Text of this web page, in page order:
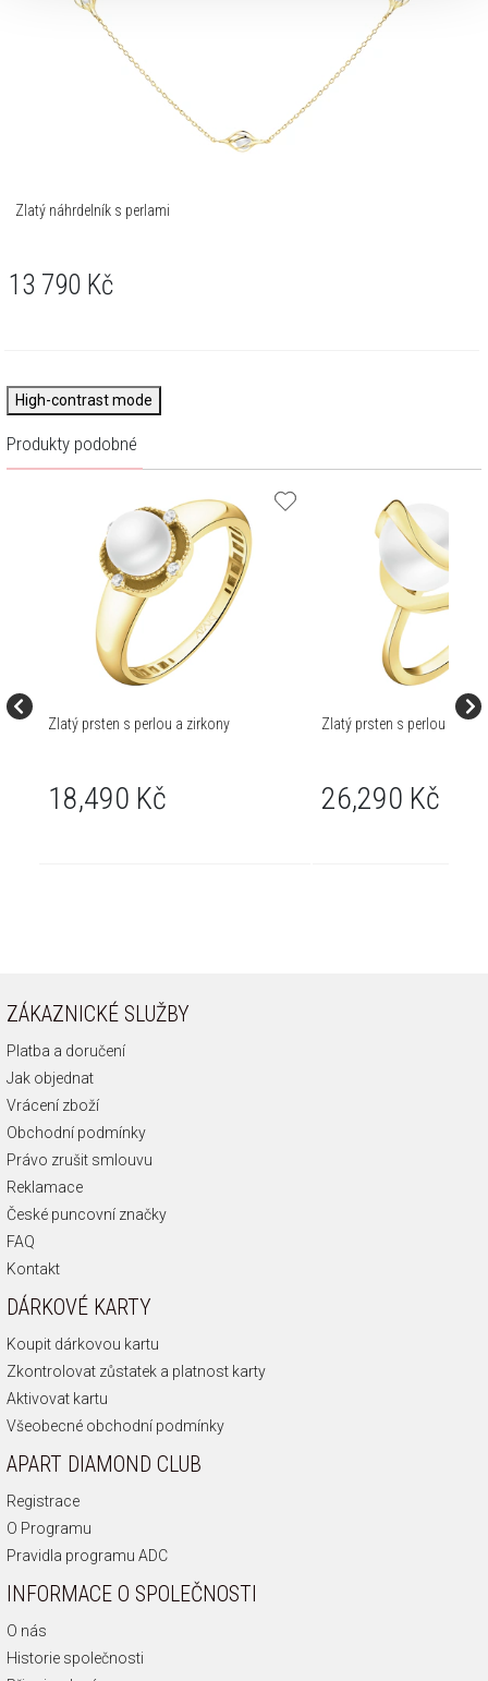
Zlatý náhrdelník s perlami
13 790 Kč
High-contrast mode
Produkty podobné
Zlatý prsten s perlou a zirkony
18,490 Kč
Zlatý prsten s perlou
26,290 Kč
ZÁKAZNICKÉ SLUŽBY
Platba a doručení
Jak objednat
Vrácení zboží
Obchodní podmínky
Právo zrušit smlouvu
Reklamace
České puncovní značky
FAQ
Kontakt
DÁRKOVÉ KARTY
Koupit dárkovou kartu
Zkontrolovat zůstatek a platnost karty
Aktivovat kartu
Všeobecné obchodní podmínky
APART DIAMOND CLUB
Registrace
O Programu
Pravidla programu ADC
INFORMACE O SPOLEČNOSTI
O nás
Historie společnosti